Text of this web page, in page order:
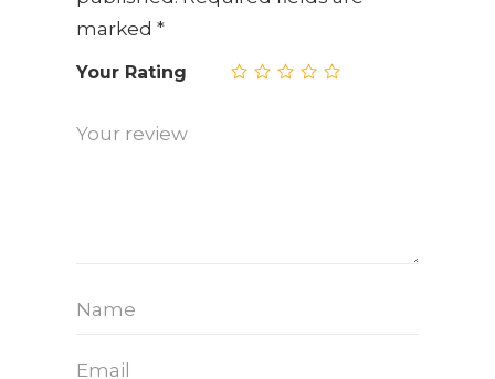
marked *
Your Rating